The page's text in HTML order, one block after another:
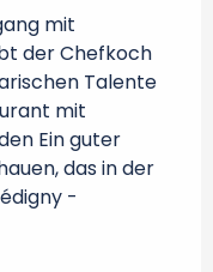
mit
der Chefkoch
Talente
mit
Ein guter
das in der
-